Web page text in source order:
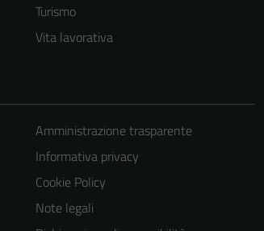
Turismo
Vita lavorativa
Amministrazione trasparente
Informativa privacy
Cookie Policy
Note legali